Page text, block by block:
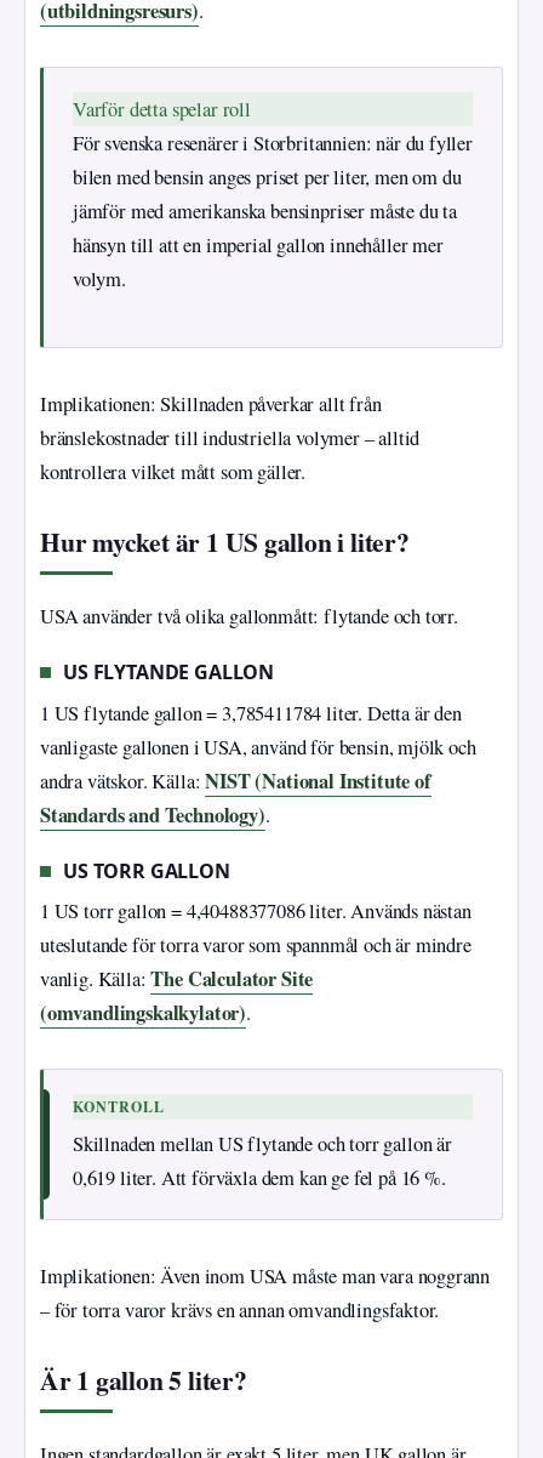
(utbildningsresurs).
Varför detta spelar roll
För svenska resenärer i Storbritannien: när du fyller
bilen med bensin anges priset per liter, men om du
jämför med amerikanska bensinpriser måste du ta
hänsyn till att en imperial gallon innehåller mer
volym.
Implikationen: Skillnaden påverkar allt från
bränslekostnader till industriella volymer – alltid
kontrollera vilket mått som gäller.
Hur mycket är 1 US gallon i liter?
USA använder två olika gallonmått: flytande och torr.
US FLYTANDE GALLON
1 US flytande gallon = 3,785411784 liter. Detta är den
vanligaste gallonen i USA, använd för bensin, mjölk och
andra vätskor. Källa:NIST (National Institute of
Standards and Technology).
US TORR GALLON
1 US torr gallon = 4,40488377086 liter. Används nästan
uteslutande för torra varor som spannmål och är mindre
vanlig. Källa:The Calculator Site
(omvandlingskalkylator).
KONTROLL
Skillnaden mellan US flytande och torr gallon är
0,619 liter. Att förväxla dem kan ge fel på 16 %.
Implikationen: Även inom USA måste man vara noggrann
– för torra varor krävs en annan omvandlingsfaktor.
Är 1 gallon 5 liter?